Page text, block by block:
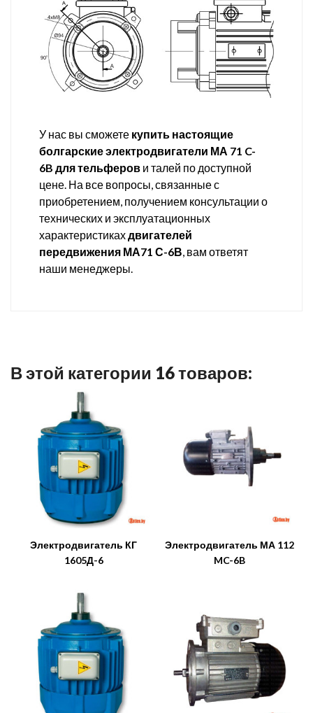
У нас вы сможете купить настоящие
болгарские электродвигатели МА 71 C-
6B для тельферов и талей по доступной
цене. На все вопросы, связанные с
приобретением, получением консультации о
технических и эксплуатационных
характеристикахдвигателей
передвижения МА71 С-6В, вам ответят
наши менеджеры.
В этой категории 16 товаров:
Электродвигатель КГ
1605Д-6
Электродвигатель МА 112
MC-6B